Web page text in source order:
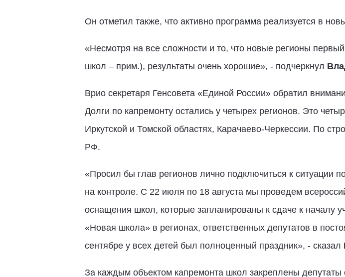
Он отметил также, что активно программа реализуется в
«Несмотря на все сложности и то, что новые регионы
школ – прим.), результаты очень хорошие», - подчеркнул
Врио секретаря Генсовета «Единой России» обратил
Долги по капремонту остались у четырех регионов. Это
Иркутской и Томской областях, Карачаево-Черкессии. По
РФ.
«Просил бы глав регионов лично подключиться к ситуации
на контроле. С 22 июля по 18 августа мы проведем
оснащения школ, которые запланированы к сдаче к началу
«Новая школа» в регионах, ответственных депутатов в
сентябре у всех детей был полноценный праздник», - сказал
За каждым объектом капремонта школ закреплены